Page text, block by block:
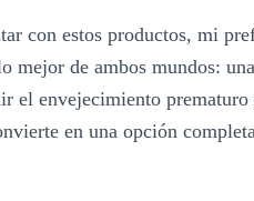
con estos productos, mi
mejor de ambos mundos:
el envejecimiento
en una opción